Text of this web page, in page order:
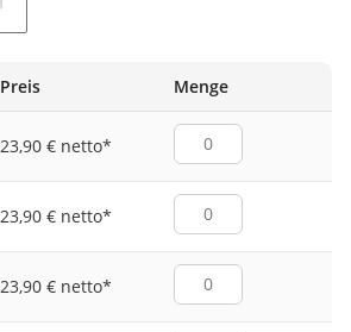
Preis Menge
23,90 € netto*
23,90 € netto*
23,90 € netto*